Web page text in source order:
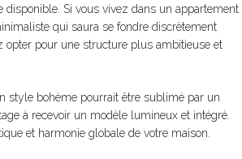
disponible. Si vous vivez dans un appartement
qui saura se fondre discrètement
opter pour une structure plus ambitieuse et
style bohème pourrait être sublimé par un
à recevoir un modèle lumineux et intégré.
et harmonie globale de votre maison.